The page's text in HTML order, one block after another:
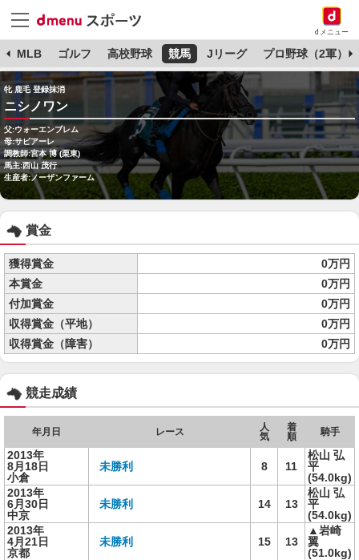
dメニュー
MLB ゴルフ 高校野球 競馬 Jリーグ プロ野球（2軍）
牝 鹿毛 登録抹消
ニシノワン
父:ウォーエンブレム
母:サビアーレ
調教師:宮本 博 (栗東)
馬主:西山 茂行
生産者:ノーザンファーム
賞金
獲得賞金
0万円
本賞金
0万円
付加賞金
0万円
収得賞金（平地）
0万円
収得賞金（障害）
0万円
競走成績
年月日 レース
人
気
着
順
騎手
2013年
8月18日
小倉
未勝利 8 11
松山 弘
平
(54.0kg)
2013年
6月30日
中京
未勝利 14 13
松山 弘
平
(54.0kg)
2013年
4月21日
京都
未勝利 15 13
▲岩崎
翼
(51.0kg)